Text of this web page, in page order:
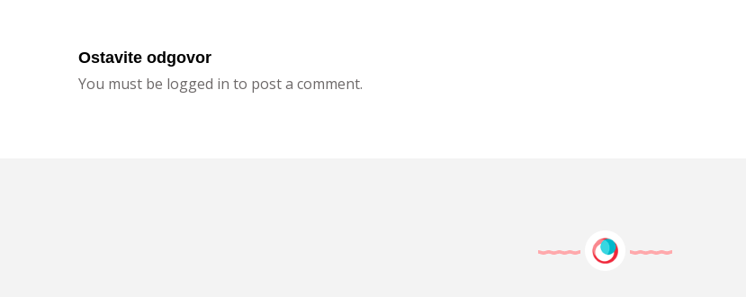
Ostavite odgovor
You must be logged in to post a comment.